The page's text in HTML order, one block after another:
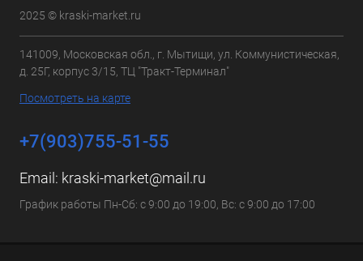
2025 © kraski-market.ru
141009, Московская обл., г. Мытищи, ул. Коммунистическая,
д. 25Г, корпус 3/15, ТЦ "Тракт-Терминал"
Посмотреть на карте
+7(903)755-51-55
Email: kraski-market@mail.ru
График работы Пн-Сб: с 9:00 до 19:00, Вс: с 9:00 до 17:00